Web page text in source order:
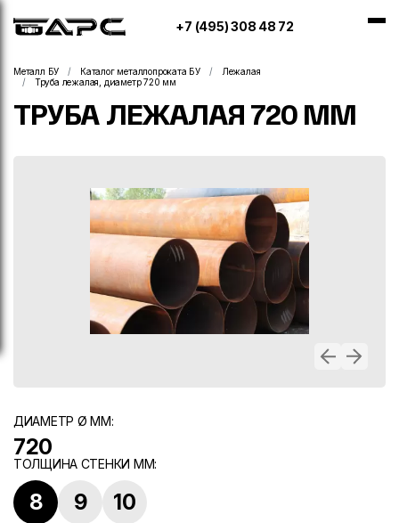
+7 (495) 308 48 72
Металл БУ Каталог металлопроката БУ
Лежалая
Труба лежалая, диаметр 720 мм
ТРУБА ЛЕЖАЛАЯ 720 ММ
ДИАМЕТР Ø ММ:
720
ТОЛЩИНА СТЕНКИ ММ:
8 9 10